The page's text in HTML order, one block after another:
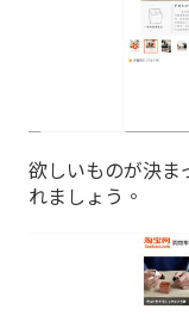
欲しいものが決ま
れましょう。